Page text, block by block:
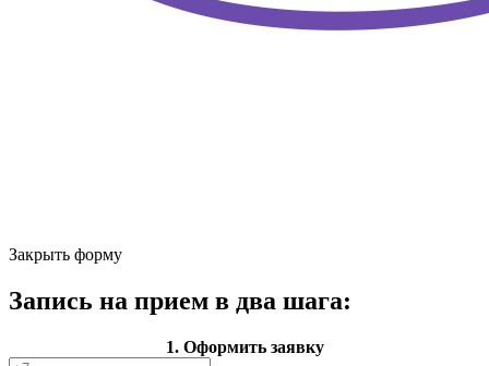
Закрыть форму
Запись на прием в два шага:
1. Оформить заявку